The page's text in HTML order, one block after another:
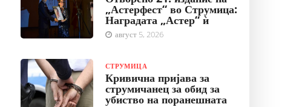
„Астерфест“ во Струмица:
Наградата „Астер“ ѝ
август 5, 2026
СТРУМИЦА
Кривична пријава за
струмичанец за обид за
убиство на поранешната